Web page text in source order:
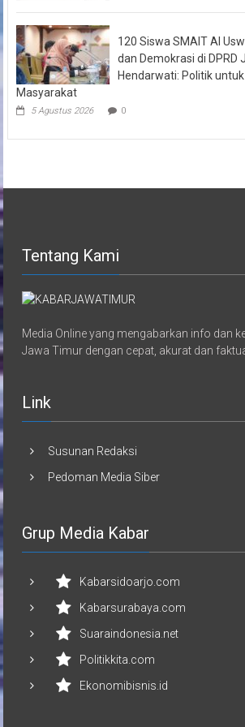
120 Siswa SMAIT Al
dan Demokrasi di DPRD
Hendarwati: Politik
Masyarakat
5 Agustus 2026 0
Tentang Kami
Media Online yang mengabarkan info dan
Jawa Timur dengan cepat, akurat dan
Link
Susunan Redaksi
Pedoman Media Siber
Grup Media Kabar
Kabarsidoarjo.com
Kabarsurabaya.com
Suaraindonesia.net
Politikkita.com
Ekonomibisnis.id